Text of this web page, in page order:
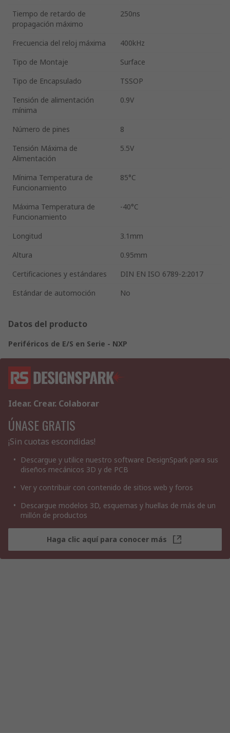
Tiempo de retardo de
propagación máximo
250ns
Frecuencia del reloj máxima
400kHz
Tipo de Montaje
Surface
Tipo de Encapsulado
TSSOP
Tensión de alimentación
mínima
0.9V
Número de pines
8
Tensión Máxima de
Alimentación
5.5V
Mínima Temperatura de
Funcionamiento
85°C
Máxima Temperatura de
Funcionamiento
-40°C
Longitud
3.1mm
Altura
0.95mm
Certificaciones y estándares
DIN EN ISO 6789-2:2017
Estándar de automoción
No
Datos del producto
Periféricos de E/S en Serie - NXP
Idear. Crear. Colaborar
ÚNASE GRATIS
¡Sin cuotas escondidas!
Descargue y utilice nuestro software DesignSpark para sus
diseños mecánicos 3D y de PCB
Ver y contribuir con contenido de sitios web y foros
Descargue modelos 3D, esquemas y huellas de más de un
millón de productos
Haga clic aquí para conocer más